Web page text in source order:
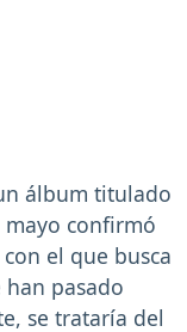
álbum titulado
mayo confirmó
el que busca
pasado
se trataría del